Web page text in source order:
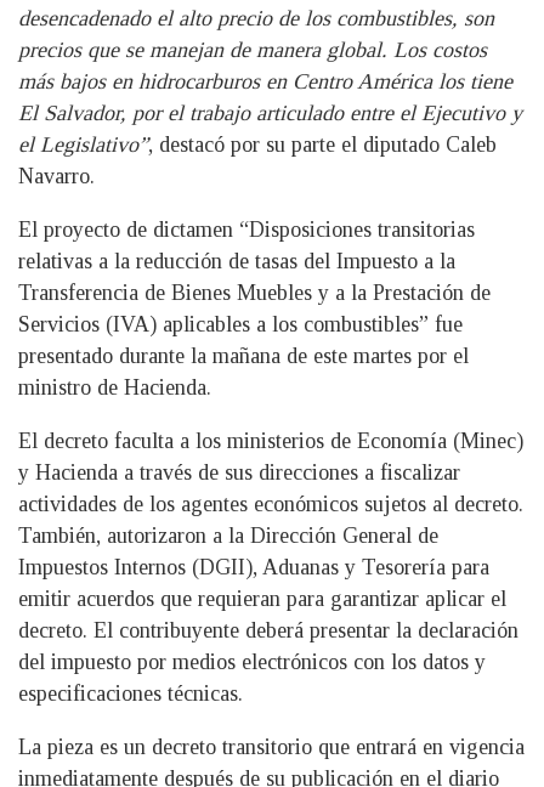
desencadenado el alto precio de los combustibles, son
precios que se manejan de manera global. Los costos
más bajos en hidrocarburos en Centro América los tiene
El Salvador, por el trabajo articulado entre el Ejecutivo y
el Legislativo”, destacó por su parte el diputado Caleb
Navarro.
El proyecto de dictamen “Disposiciones transitorias
relativas a la reducción de tasas del Impuesto a la
Transferencia de Bienes Muebles y a la Prestación de
Servicios (IVA) aplicables a los combustibles” fue
presentado durante la mañana de este martes por el
ministro de Hacienda.
El decreto faculta a los ministerios de Economía (Minec)
y Hacienda a través de sus direcciones a fiscalizar
actividades de los agentes económicos sujetos al decreto.
También, autorizaron a la Dirección General de
Impuestos Internos (DGII), Aduanas y Tesorería para
emitir acuerdos que requieran para garantizar aplicar el
decreto. El contribuyente deberá presentar la declaración
del impuesto por medios electrónicos con los datos y
especificaciones técnicas.
La pieza es un decreto transitorio que entrará en vigencia
inmediatamente después de su publicación en el diario